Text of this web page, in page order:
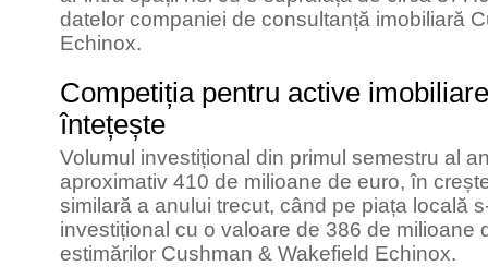
datelor companiei de consultanță imobiliară
Echinox.
Competiția pentru active
întețește
Volumul investițional din primul semestru al
aproximativ 410 de milioane de euro, în
similară a anului trecut, când pe piața locală
investițional cu o valoare de 386 de milioane
estimărilor Cushman & Wakefield Echinox.